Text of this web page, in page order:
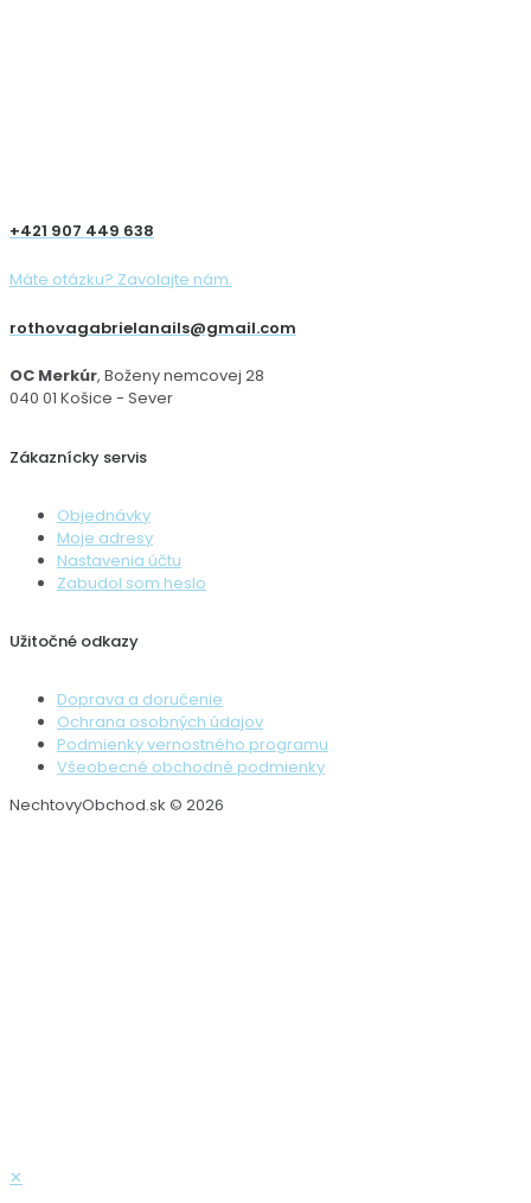
+421 907 449 638
Máte otázku? Zavolajte nám.
rothovagabrielanails@gmail.com
OC Merkúr, Boženy nemcovej 28
040 01 Košice - Sever
Zákaznícky servis
Objednávky
Moje adresy
Nastavenia účtu
Zabudol som heslo
Užitočné odkazy
Doprava a doručenie
Ochrana osobných údajov
Podmienky vernostného programu
Všeobecné obchodné podmienky
NechtovyObchod.sk © 2026
✕